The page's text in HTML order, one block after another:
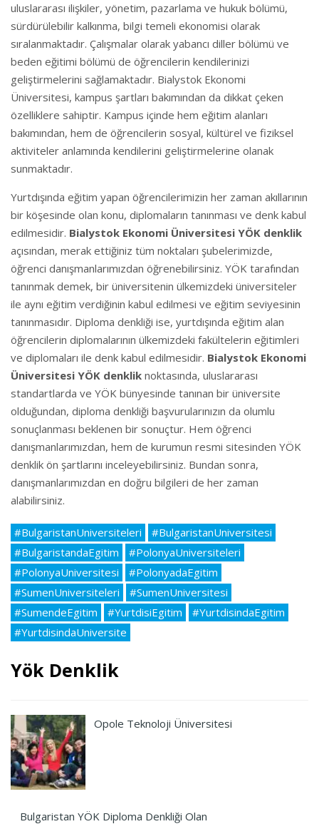
uluslararası ilişkiler, yönetim, pazarlama ve hukuk bölümü,
sürdürülebilir kalkınma, bilgi temeli ekonomisi olarak
sıralanmaktadır. Çalışmalar olarak yabancı diller bölümü ve
beden eğitimi bölümü de öğrencilerin kendilerinizi
geliştirmelerini sağlamaktadır. Bialystok Ekonomi
Üniversitesi, kampus şartları bakımından da dikkat çeken
özelliklere sahiptir. Kampus içinde hem eğitim alanları
bakımından, hem de öğrencilerin sosyal, kültürel ve fiziksel
aktiviteler anlamında kendilerini geliştirmelerine olanak
sunmaktadır.
Yurtdışında eğitim yapan öğrencilerimizin her zaman akıllarının
bir köşesinde olan konu, diplomaların tanınması ve denk kabul
edilmesidir. Bialystok Ekonomi Üniversitesi YÖK denklik
açısından, merak ettiğiniz tüm noktaları şubelerimizde,
öğrenci danışmanlarımızdan öğrenebilirsiniz. YÖK tarafından
tanınmak demek, bir üniversitenin ülkemizdeki üniversiteler
ile aynı eğitim verdiğinin kabul edilmesi ve eğitim seviyesinin
tanınmasıdır. Diploma denkliği ise, yurtdışında eğitim alan
öğrencilerin diplomalarının ülkemizdeki fakültelerin eğitimleri
ve diplomaları ile denk kabul edilmesidir. Bialystok Ekonomi
Üniversitesi YÖK denklik noktasında, uluslararası
standartlarda ve YÖK bünyesinde tanınan bir üniversite
olduğundan, diploma denkliği başvurularınızın da olumlu
sonuçlanması beklenen bir sonuçtur. Hem öğrenci
danışmanlarımızdan, hem de kurumun resmi sitesinden YÖK
denklik ön şartlarını inceleyebilirsiniz. Bundan sonra,
danışmanlarımızdan en doğru bilgileri de her zaman
alabilirsiniz.
#BulgaristanUniversiteleri
#BulgaristanUniversitesi
#BulgaristandaEgitim
#PolonyaUniversiteleri
#PolonyaUniversitesi
#PolonyadaEgitim
#SumenUniversiteleri
#SumenUniversitesi
#SumendeEgitim
#YurtdisiEgitim
#YurtdisindaEgitim
#YurtdisindaUniversite
Yök Denklik
Opole Teknoloji Üniversitesi
Bulgaristan YÖK Diploma Denkliği Olan